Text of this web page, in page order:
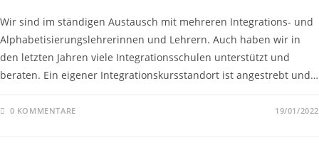
Wir sind im ständigen Austausch mit mehreren Integrations- und
Alphabetisierungslehrerinnen und Lehrern. Auch haben wir in
den letzten Jahren viele Integrationsschulen unterstützt und
beraten. Ein eigener Integrationskursstandort ist angestrebt und…
0 KOMMENTARE 19/01/2022